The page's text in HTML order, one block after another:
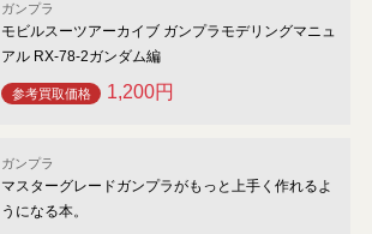
ガンプラ
モビルスーツアーカイブ ガンプラモデリングマニュ
アル RX-78-2ガンダム編
参考買取価格 1,200円
ガンプラ
マスターグレードガンプラがもっと上手く作れるよ
うになる本。